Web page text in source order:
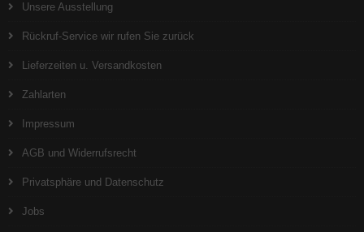
Unsere Ausstellung
Rückruf-Service wir rufen Sie zurück
Lieferzeiten u. Versandkosten
Zahlarten
Impressum
AGB und Widerrufsrecht
Privatsphäre und Datenschutz
Jobs